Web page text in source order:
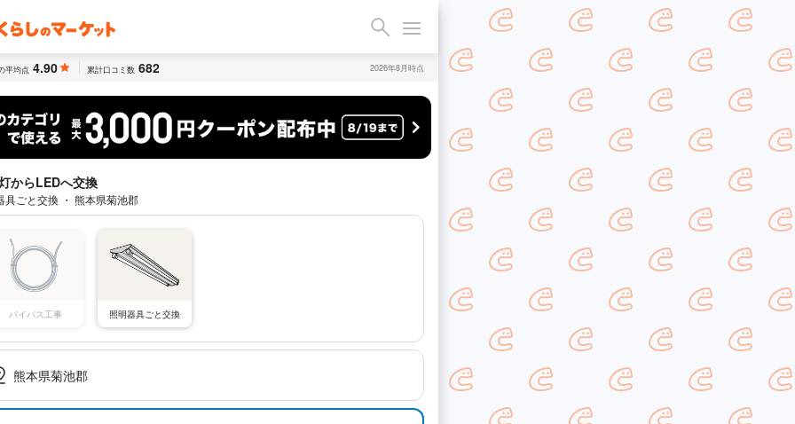
平均点 4.90 累計口コミ数 682 2026年8月時点
からLEDへ交換
具ごと交換 ・ 熊本県菊池郡
バイパス工事 照明器具ごと交換
熊本県菊池郡